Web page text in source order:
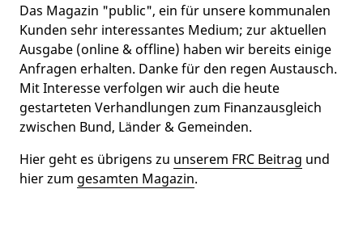
Das Magazin "public", ein für unsere kommunalen
Kunden sehr interessantes Medium; zur aktuellen
Ausgabe (online & offline) haben wir bereits einige
Anfragen erhalten. Danke für den regen Austausch.
Mit Interesse verfolgen wir auch die heute
gestarteten Verhandlungen zum Finanzausgleich
zwischen Bund, Länder & Gemeinden.
Hier geht es übrigens zu unserem FRC Beitrag und
hier zum gesamten Magazin.